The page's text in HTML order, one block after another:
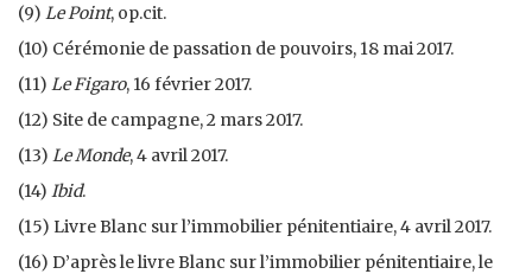
(9) Le Point, op.cit.
(10) Cérémonie de passation de pouvoirs, 18 mai 2017.
(11) Le Figaro, 16 février 2017.
(12) Site de campagne, 2 mars 2017.
(13) Le Monde, 4 avril 2017.
(14) Ibid.
(15) Livre Blanc sur l’immobilier pénitentiaire, 4 avril 2017.
(16) D’après le livre Blanc sur l’immobilier pénitentiaire, le